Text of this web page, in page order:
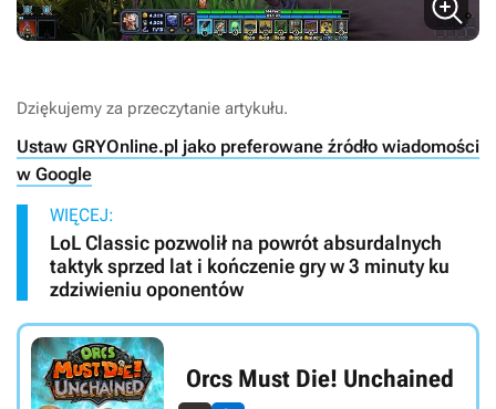
Dziękujemy za przeczytanie artykułu.
Ustaw GRYOnline.pl jako preferowane źródło wiadomości
w Google
WIĘCEJ:
LoL Classic pozwolił na powrót absurdalnych
taktyk sprzed lat i kończenie gry w 3 minuty ku
zdziwieniu oponentów
Orcs Must Die! Unchained